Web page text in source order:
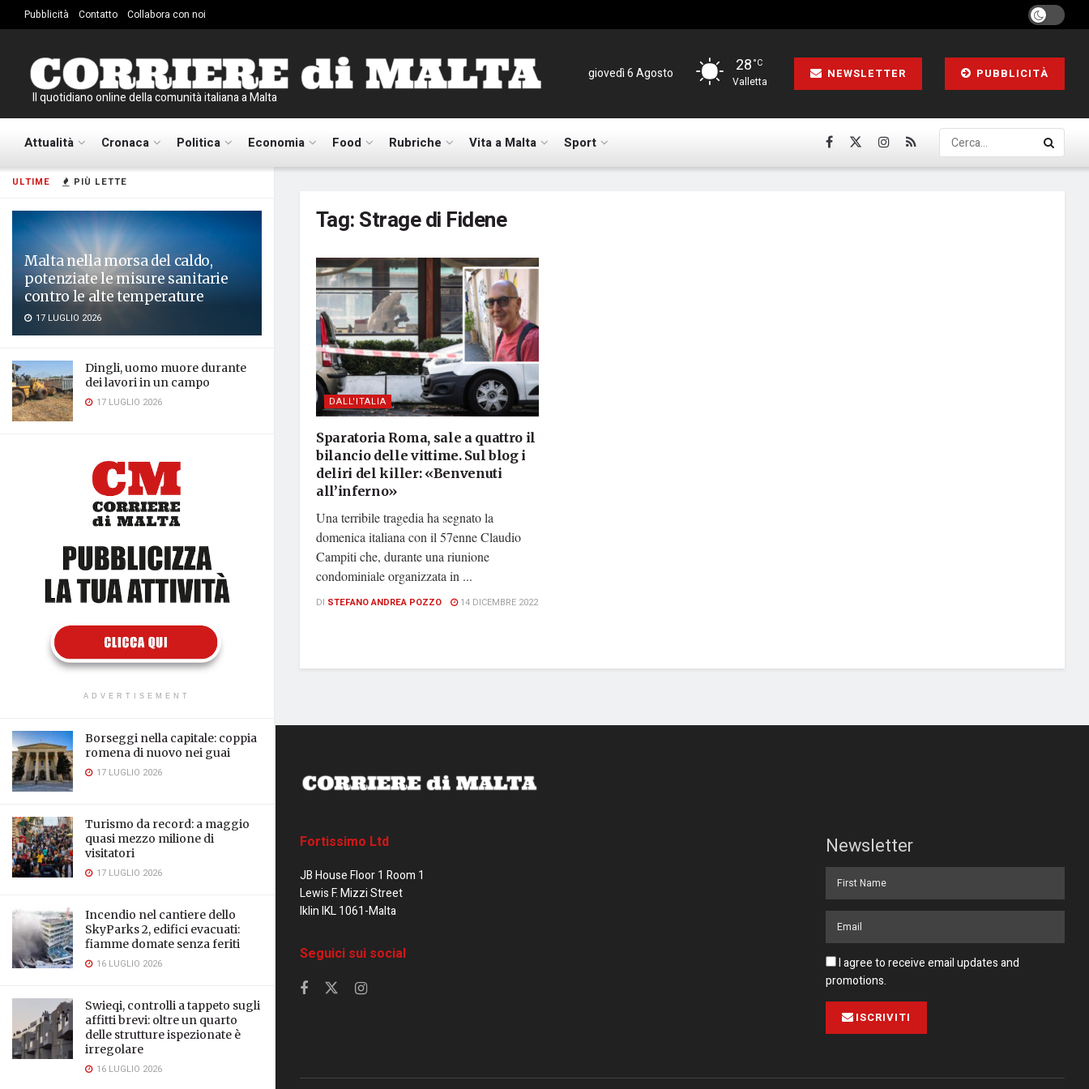
ULTIME PIÙ LETTE
Malta nella morsa del caldo,
potenziate le misure sanitarie
contro le alte temperature
17 LUGLIO 2026
Dingli, uomo muore durante
dei lavori in un campo
17 LUGLIO 2026
ADVERTISEMENT
Borseggi nella capitale: coppia
romena di nuovo nei guai
17 LUGLIO 2026
Turismo da record: a maggio
quasi mezzo milione di
visitatori
17 LUGLIO 2026
Incendio nel cantiere dello
SkyParks 2, edifici evacuati:
fiamme domate senza feriti
16 LUGLIO 2026
Swieqi, controlli a tappeto sugli
affitti brevi: oltre un quarto
delle strutture ispezionate è
irregolare
16 LUGLIO 2026
Pubblicità Contatto Collabora con noi
Il quotidiano online della comunità italiana a Malta
giovedì 6 Agosto 28°C
Valletta
NEWSLETTER PUBBLICITÀ
Attualità Cronaca Politica Economia Food Rubriche Vita a Malta Sport
Tag:Strage di Fidene
DALL'ITALIA
Sparatoria Roma, sale a quattro il
bilancio delle vittime. Sul blog i
deliri del killer: «Benvenuti
all’inferno»
Una terribile tragedia ha segnato la
domenica italiana con il 57enne Claudio
Campiti che, durante una riunione
condominiale organizzata in ...
DI STEFANO ANDREA POZZO 14 DICEMBRE 2022
Fortissimo Ltd
JB House Floor 1 Room 1
Lewis F. Mizzi Street
Iklin IKL 1061-Malta
Seguici sui social
Newsletter
I agree to receive email updates and
promotions.
ISCRIVITI